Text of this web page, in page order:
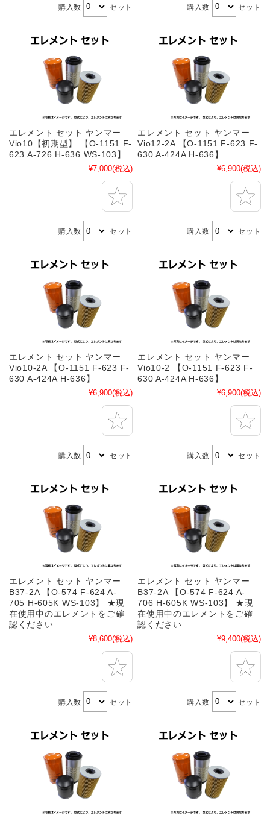
購入数 セット 購入数 セット
エレメント セット ヤンマー
Vio10【初期型】 【O-1151 F-
623 A-726 H-636 WS-103】
¥7,000(税込)
購入数 セット
エレメント セット ヤンマー
Vio12-2A 【O-1151 F-623 F-
630 A-424A H-636】
¥6,900(税込)
購入数 セット
エレメント セット ヤンマー
Vio10-2A 【O-1151 F-623 F-
630 A-424A H-636】
¥6,900(税込)
購入数 セット
エレメント セット ヤンマー
Vio10-2 【O-1151 F-623 F-
630 A-424A H-636】
¥6,900(税込)
購入数 セット
エレメント セット ヤンマー
B37-2A 【O-574 F-624 A-
705 H-605K WS-103】 ★現
在使用中のエレメントをご確
認ください
¥8,600(税込)
購入数 セット
エレメント セット ヤンマー
B37-2A 【O-574 F-624 A-
706 H-605K WS-103】 ★現
在使用中のエレメントをご確
認ください
¥9,400(税込)
購入数 セット